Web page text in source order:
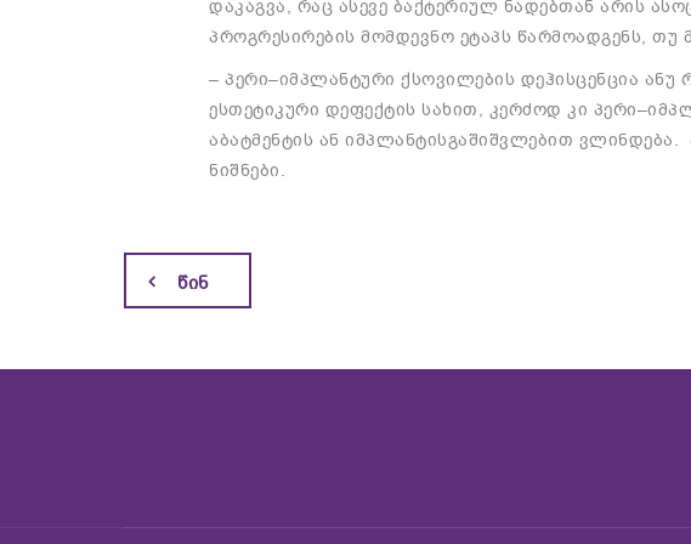
დაკაგვა, რაც ასევე ბაქტერიულ ნადებთან არის
პროგრესირების მომდევნო ეტაპს წარმოადგენს, თუ
– პერი–იმპლანტური ქსოვილების დეჰისცენცია ანუ
ესთეტიკური დეფექტის სახით, კერძოდ კი პერი–
აბატმენტის ან იმპლანტისგაშიშვლებით ვლინდება.
ნიშნები.
ᲬᲘᲜ